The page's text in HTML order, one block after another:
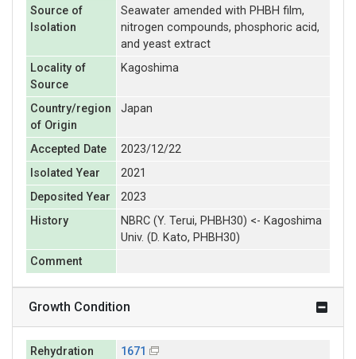
Source of
Isolation
Seawater amended with PHBH film,
nitrogen compounds, phosphoric acid,
and yeast extract
Locality of
Source
Kagoshima
Country/region
of Origin
Japan
Accepted Date
2023/12/22
Isolated Year
2021
Deposited Year
2023
History
NBRC (Y. Terui, PHBH30) <- Kagoshima
Univ. (D. Kato, PHBH30)
Comment
Growth Condition
Rehydration
1671